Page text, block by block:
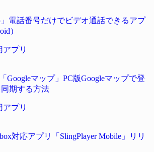
」電話番号だけでビデオ通話できるアプ
）
アプリ
Googleマップ」PC版Googleマップで登
期する方法
アプリ
対応アプリ「SlingPlayer Mobile」リリ